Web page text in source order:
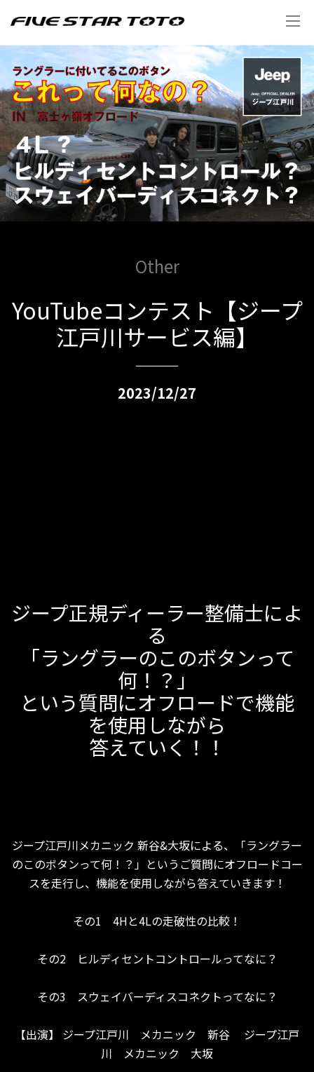
Other
YouTubeコンテスト【ジープ
江戸川サービス編】
2023/12/27
ジープ正規ディーラー整備士によ
る
「ラングラーのこのボタンって
何！？」
という質問にオフロードで機能
を使用しながら
答えていく！！
ジープ江戸川メカニック 新谷&大坂による、「ラングラー
のこのボタンって何！？」というご質問にオフロードコー
スを走行し、機能を使用しながら答えていきます！
その1 4Hと4Lの走破性の比較！
その2 ヒルディセントコントロールってなに？
その3 スウェイバーディスコネクトってなに？
【出演】 ジープ江戸川 メカニック 新谷 ジープ江戸
川 メカニック 大坂